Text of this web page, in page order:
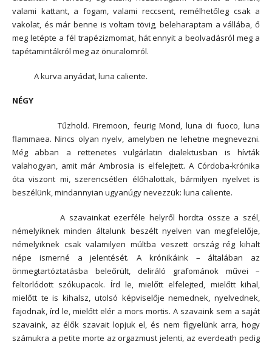
valami kattant, a fogam, valami reccsent, remélhetőleg csak a
vakolat, és már benne is voltam tövig, beleharaptam a vállába, ő
meg letépte a fél trapézizmomat, hát ennyit a beolvadásról meg a
tapétamintákról meg az önuralomról.
A kurva anyádat, luna caliente.
NÉGY
Tűzhold. Firemoon, feurig Mond, luna di fuoco, luna
flammaea. Nincs olyan nyelv, amelyben ne lehetne megnevezni.
Még abban a rettenetes vulgárlatin dialektusban is hívták
valahogyan, amit már Ambrosia is elfelejtett. A Córdoba-krónika
óta viszont mi, szerencsétlen élőhalottak, bármilyen nyelvet is
beszélünk, mindannyian ugyanúgy nevezzük: luna caliente.
A szavainkat ezerféle helyről hordta össze a szél,
némelyiknek minden általunk beszélt nyelven van megfelelője,
némelyiknek csak valamilyen múltba veszett ország rég kihalt
népe ismerné a jelentését. A krónikáink – általában az
önmegtartóztatásba beleőrült, deliráló grafománok művei –
feltorlódott szókupacok. Írd le, mielőtt elfelejted, mielőtt kihal,
mielőtt te is kihalsz, utolsó képviselője nemednek, nyelvednek,
fajodnak, írd le, mielőtt elér a mors mortis. A szavaink sem a saját
szavaink, az élők szavait lopjuk el, és nem figyelünk arra, hogy
számukra a petite morte az orgazmust jelenti, az everdeath pedig